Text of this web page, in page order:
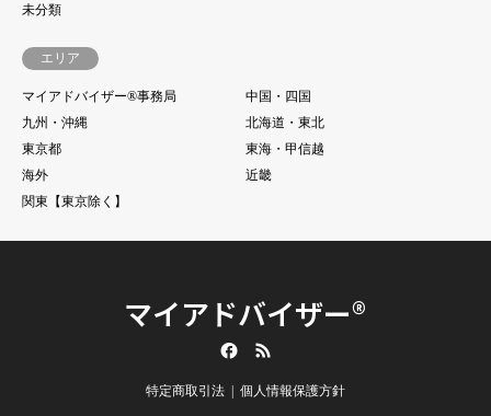
未分類
エリア
マイアドバイザー®事務局
中国・四国
九州・沖縄
北海道・東北
東京都
東海・甲信越
海外
近畿
関東【東京除く】
マイアドバイザー®
特定商取引法 個人情報保護方針